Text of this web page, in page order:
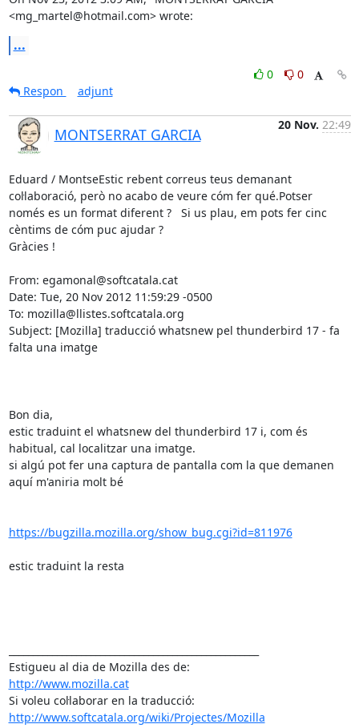
<mg_martel@hotmail.com> wrote:
...
0
0
Respon
adjunt
MONTSERRAT GARCIA
20 Nov. 22:49
Eduard / MontseEstic rebent correus teus demanant
col·laboració, però no acabo de veure cóm fer qué.Potser
només es un format diferent ?   Si us plau, em pots fer cinc
cèntims de cóm puc ajudar ?
Gràcies !
From: egamonal@softcatala.cat
Date: Tue, 20 Nov 2012 11:59:29 -0500
To: mozilla@llistes.softcatala.org
Subject: [Mozilla] traducció whatsnew pel thunderbird 17 - fa
falta una imatge
Bon dia,
estic traduint el whatsnew del thunderbird 17 i, com és
habitual, cal localitzar una imatge.
si algú pot fer una captura de pantalla com la que demanen
aquí m'aniria molt bé
https://bugzilla.mozilla.org/show_bug.cgi?id=811976
estic traduint la resta
http://www.mozilla.cat
http://www.softcatala.org/wiki/Projectes/Mozilla